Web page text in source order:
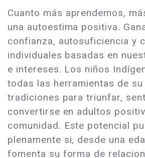
Cuanto más aprendemos,
una autoestima positiva.
confianza, autosuficiencia y
individuales basadas en
e intereses. Los niños
todas las herramientas de
tradiciones para triunfar,
convertirse en adultos
comunidad. Este potencial
plenamente si, desde una
fomenta su forma de